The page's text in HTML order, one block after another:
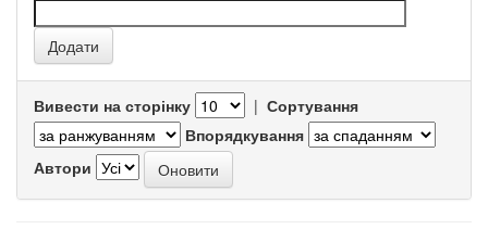
Вивести на сторінку | Сортування
Впорядкування
Автори